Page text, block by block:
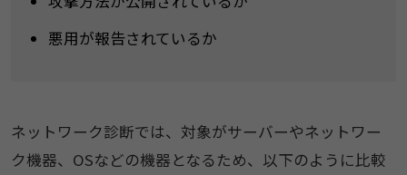
悪用が報告されているか
ネットワーク診断では、対象がサーバーやネットワー
ク機器、OSなどの機器となるため、以下のように比較